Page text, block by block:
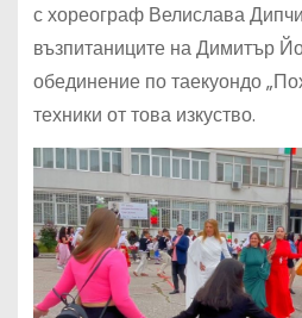
с хореограф Велислава
възпитаниците на Димитър
обединение по таекуондо
техники от това изкуство.